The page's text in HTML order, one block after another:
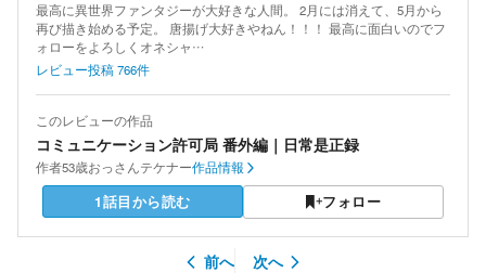
最高に異世界ファンタジーが大好きな人間。 2月には消えて、5月から
再び描き始める予定。 唐揚げ大好きやねん！！！ 最高に面白いのでフ
ォローをよろしくオネシャ…
レビュー投稿766件
このレビューの作品
コミュニケーション許可局 番外編｜日常是正録
作者53歳おっさんテケナー作品情報
1話目から読む フォロー
前へ 次へ